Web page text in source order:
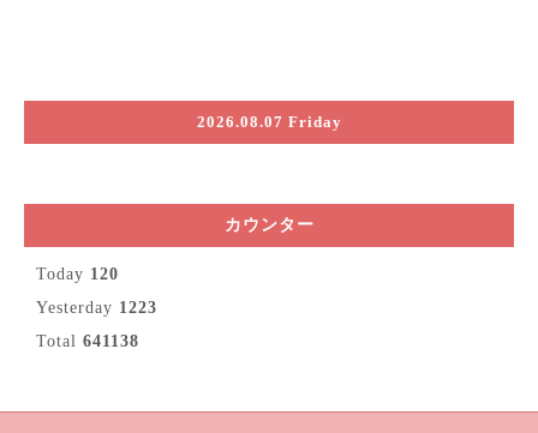
2026.08.07 Friday
カウンター
Today 120
Yesterday 1223
Total 641138